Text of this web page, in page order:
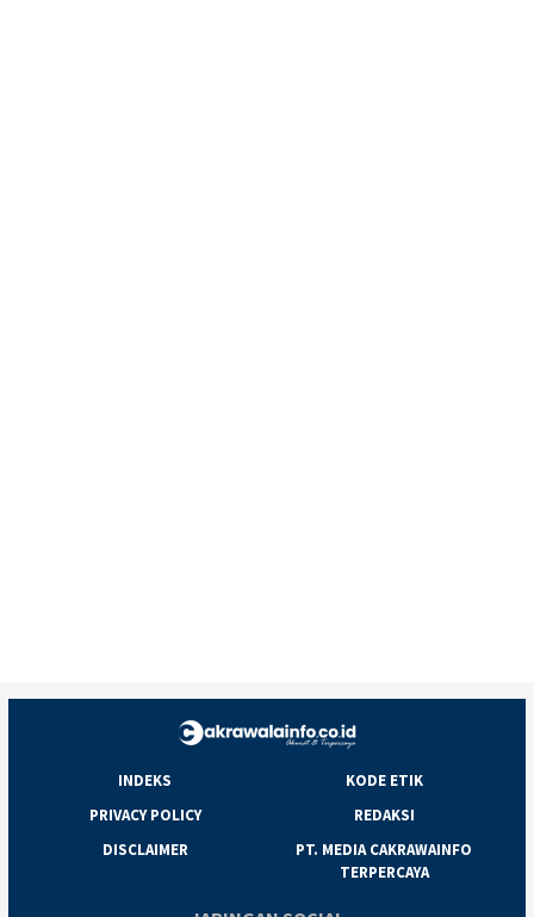
INDEKS
KODE ETIK
PRIVACY POLICY
REDAKSI
DISCLAIMER
PT. MEDIA CAKRAWAINFO
TERPERCAYA